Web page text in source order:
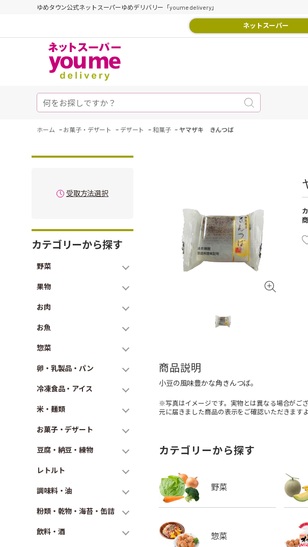
ゆめタウン公式ネットスーパーゆめデリバリー「youme delivery」
ネットスーパー
ホーム - お菓子・デザート - デザート - 和菓子 -ヤマザキ きんつば
受取方法選択
カテゴリーから探す
野菜
果物
お肉
お魚
惣菜
卵・乳製品・パン
冷凍食品・アイス
米・麺類
お菓子・デザート
豆腐・納豆・練物
レトルト
調味料・油
粉類・乾物・海苔・缶詰
飲料・酒
商品説明
小豆の風味豊かな角きんつば。
※写真はイメージです。実物とは異なる場合がご
元に届きました商品の表示をご確認いただきます
カテゴリーから探す